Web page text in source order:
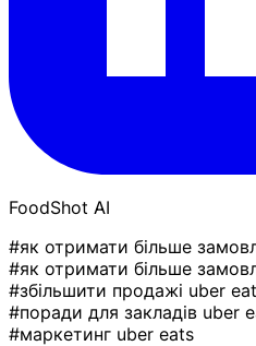
FoodShot AI
#як отримати більше
#як отримати більше
#збільшити продажі uber
#поради для закладів uber
#маркетинг uber eats